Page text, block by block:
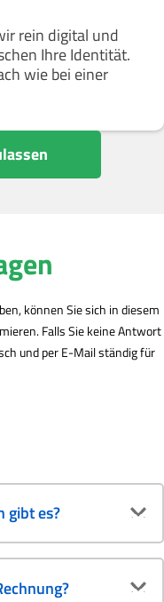
rein digital und
Ihre Identität.
wie bei einer
können Sie sich in diesem
Falls Sie keine Antwort
und per E-Mail ständig für
gibt es?